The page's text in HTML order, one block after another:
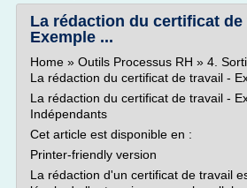
La rédaction du certificat de
Exemple ...
Home » Outils Processus RH » 4.
La rédaction du certificat de travail -
La rédaction du certificat de travail -
Indépendants
Cet article est disponible en :
Printer-friendly version
La rédaction d'un certificat de travail